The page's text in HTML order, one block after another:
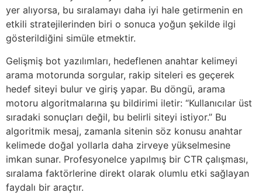
yer alıyorsa, bu sıralamayı daha iyi hale getirmenin en
etkili stratejilerinden biri o sonuca yoğun şekilde ilgi
gösterildiğini simüle etmektir.
Gelişmiş bot yazılımları, hedeflenen anahtar kelimeyi
arama motorunda sorgular, rakip siteleri es geçerek
hedef siteyi bulur ve giriş yapar. Bu döngü, arama
motoru algoritmalarına şu bildirimi iletir: “Kullanıcılar üst
sıradaki sonuçları değil, bu belirli siteyi istiyor.” Bu
algoritmik mesaj, zamanla sitenin söz konusu anahtar
kelimede doğal yollarla daha zirveye yükselmesine
imkan sunar. Profesyonelce yapılmış bir CTR çalışması,
sıralama faktörlerine direkt olarak olumlu etki sağlayan
faydalı bir araçtır.